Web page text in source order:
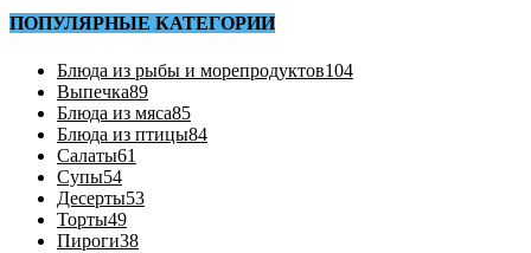
ПОПУЛЯРНЫЕ КАТЕГОРИИ
Блюда из рыбы и морепродуктов104
Выпечка89
Блюда из мяса85
Блюда из птицы84
Салаты61
Супы54
Десерты53
Торты49
Пироги38